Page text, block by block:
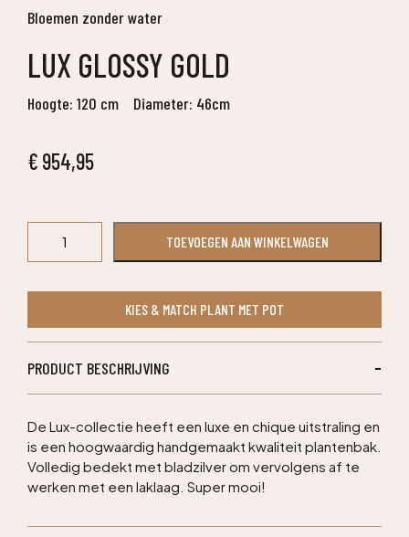
Bloemen zonder water
LUX GLOSSY GOLD
Hoogte: 120 cm Diameter: 46cm
€ 954,95
Glossy
aantal
TOEVOEGEN AAN WINKELWAGEN
KIES & MATCH PLANT MET POT
PRODUCT BESCHRIJVING
De Lux-collectie heeft een luxe en chique uitstraling en
is een hoogwaardig handgemaakt kwaliteit plantenbak.
Volledig bedekt met bladzilver om vervolgens af te
werken met een laklaag. Super mooi!